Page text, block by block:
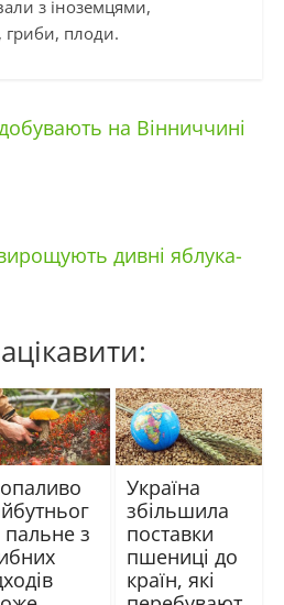
з іноземцями,
гриби, плоди.
добувають на Вінниччині
дивні яблука-
пальне з
Україна
збільшила
поставки
пшениці до
країн, які